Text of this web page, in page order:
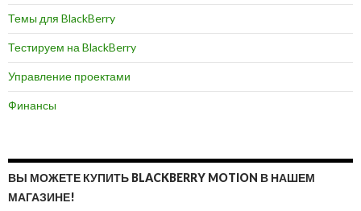
Темы для BlackBerry
Тестируем на BlackBerry
Управление проектами
Финансы
ВЫ МОЖЕТЕ КУПИТЬ BLACKBERRY MOTION В НАШЕМ
МАГАЗИНЕ!